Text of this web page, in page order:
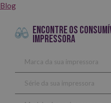
Blog
ENCONTRE OS
IMPRESSORA